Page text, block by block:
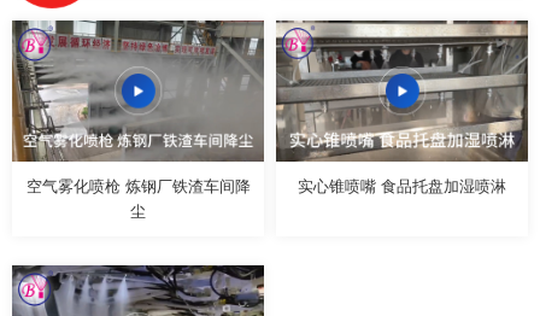
空气雾化喷枪 炼钢厂铁渣车间降
尘
实心锥喷嘴 食品托盘加湿喷淋